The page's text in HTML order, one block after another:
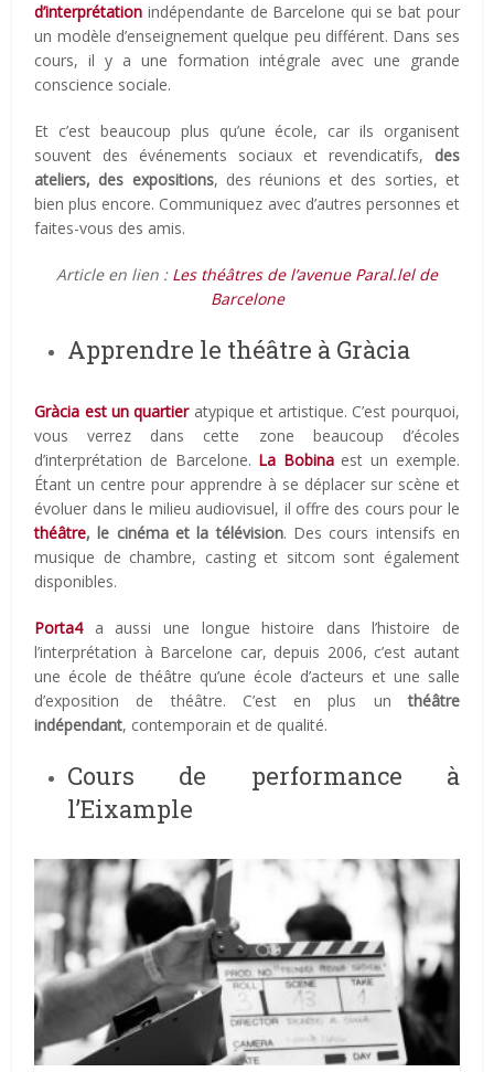
d’interprétation indépendante de Barcelone qui se bat pour
un modèle d’enseignement quelque peu différent. Dans ses
cours, il y a une formation intégrale avec une grande
conscience sociale.
Et c’est beaucoup plus qu’une école, car ils organisent
souvent des événements sociaux et revendicatifs, des
ateliers, des expositions, des réunions et des sorties, et
bien plus encore. Communiquez avec d’autres personnes et
faites-vous des amis.
Article en lien : Les théâtres de l’avenue Paral.lel de
Barcelone
Apprendre le théâtre à Gràcia
Gràcia est un quartieratypique et artistique. C’est pourquoi,
vous verrez dans cette zone beaucoup d’écoles
d’interprétation de Barcelone. La Bobinaest un exemple.
Étant un centre pour apprendre à se déplacer sur scène et
évoluer dans le milieu audiovisuel, il offre des cours pour le
théâtre, le cinéma et la télévision. Des cours intensifs en
musique de chambre, casting et sitcom sont également
disponibles.
Porta4a aussi une longue histoire dans l’histoire de
l’interprétation à Barcelone car, depuis 2006, c’est autant
une école de théâtre qu’une école d’acteurs et une salle
d’exposition de théâtre. C’est en plus unthéâtre
indépendant, contemporain et de qualité.
Cours de performance à
l’Eixample